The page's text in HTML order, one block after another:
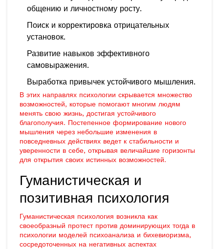
общению и личностному росту.
Поиск и корректировка отрицательных
установок.
Развитие навыков эффективного
самовыражения.
Выработка привычек устойчивого мышления.
В этих направлях психологии скрывается множество
возможностей, которые помогают многим людям
менять свою жизнь, достигая устойчивого
благополучия. Постепенное формирование нового
мышления через небольшие изменения в
повседневных действиях ведет к стабильности и
уверенности в себе, открывая величайшие горизонты
для открытия своих истинных возможностей.
Гуманистическая и
позитивная психология
Гуманистическая психология возникла как
своеобразный протест против доминирующих тогда в
психологии моделей психоанализа и бихевиоризма,
сосредоточенных на негативных аспектах